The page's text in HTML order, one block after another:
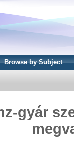
Browse by Subject
gyár